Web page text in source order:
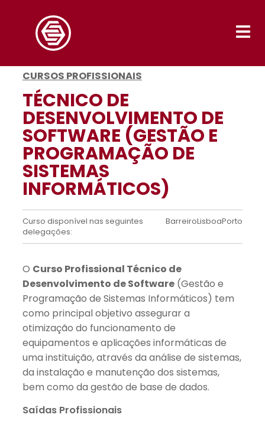
CURSOS PROFISSIONAIS
TÉCNICO DE
DESENVOLVIMENTO DE
SOFTWARE (GESTÃO E
PROGRAMAÇÃO DE
SISTEMAS
INFORMÁTICOS)
Curso disponível nas seguintes
delegações:
BarreiroLisboaPorto
O Curso Profissional Técnico de
Desenvolvimento de Software (Gestão e
Programação de Sistemas Informáticos) tem
como principal objetivo assegurar a
otimização do funcionamento de
equipamentos e aplicações informáticas de
uma instituição, através da análise de sistemas,
da instalação e manutenção dos sistemas,
bem como da gestão de base de dados.
Saídas Profissionais